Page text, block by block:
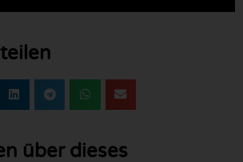
über dieses